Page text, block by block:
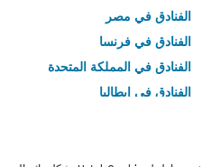
الفنادق في مصر
الفنادق في فرنسا
الفنادق في المملكة المتحدة
الفنادق في إيطاليا